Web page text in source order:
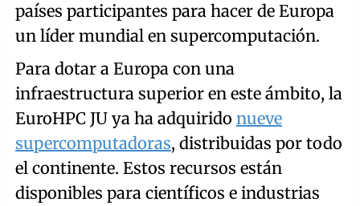
países participantes para hacer de Europa
un líder mundial en supercomputación.
Para dotar a Europa con una
infraestructura superior en este ámbito, la
EuroHPC JU ya ha adquirido nueve
supercomputadoras, distribuidas por todo
el continente. Estos recursos están
disponibles para científicos e industrias